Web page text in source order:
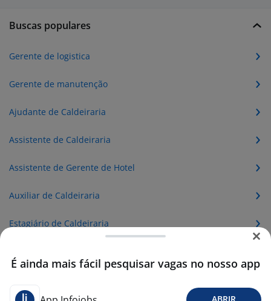
Buscas populares
Gerente de logistica
Gerente de manutenção
Ajudante de Caldeiraria
Assistente de Caldeiraria
Assistente de Gerente de Hotel
Auxiliar de Caldeiraria
Estagiário de Caldeiraria
É ainda mais fácil pesquisar vagas no nosso app